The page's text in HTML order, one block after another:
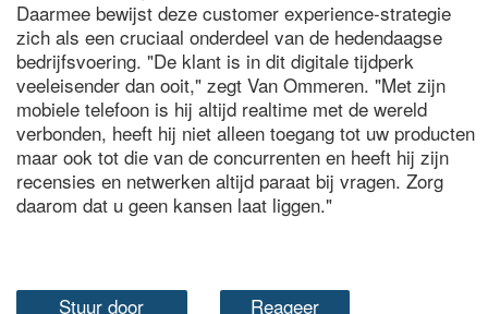
Daarmee bewijst deze customer experience-strategie
zich als een cruciaal onderdeel van de hedendaagse
bedrijfsvoering. "De klant is in dit digitale tijdperk
veeleisender dan ooit," zegt Van Ommeren. "Met zijn
mobiele telefoon is hij altijd realtime met de wereld
verbonden, heeft hij niet alleen toegang tot uw producten
maar ook tot die van de concurrenten en heeft hij zijn
recensies en netwerken altijd paraat bij vragen. Zorg
daarom dat u geen kansen laat liggen."
Stuur door Reageer